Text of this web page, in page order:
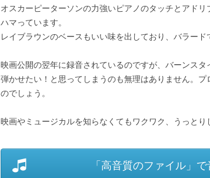
オスカーピーターソンの力強いピアノのタッチとアド
ハマっています。
レイブラウンのベースもいい味を出しており、バラード
映画公開の翌年に録音されているのですが、バーンス
弾かせたい！と思ってしまうのも無理はありません。
のでしょう。
映画やミュージカルを知らなくてもワクワク、うっとり
「高音質のファイル」